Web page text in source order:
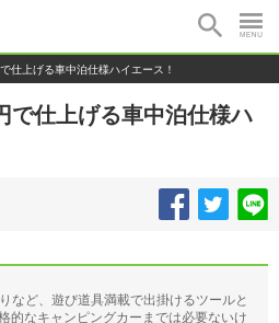
仕上げる車中泊仕様ハイエース！
で仕上げる車中泊仕様ハ
など、遊び道具満載で出掛けるツールと
的なキャンピングカーまでは必要ないけ